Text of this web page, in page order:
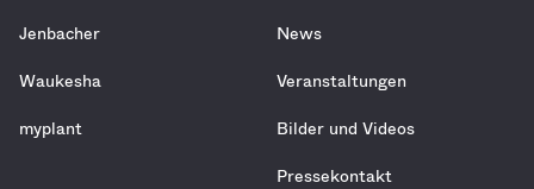
Jenbacher
Waukesha
myplant
News
Veranstaltungen
Bilder und Videos
Pressekontakt